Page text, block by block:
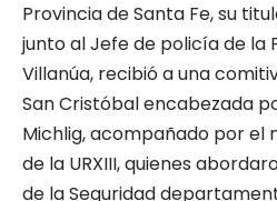
Provincia de Santa Fe, su
junto al Jefe de policía de la
Villanúa, recibió a una
San Cristóbal encabezada
Michlig, acompañado por
de la URXIII, quienes
de la Seguridad